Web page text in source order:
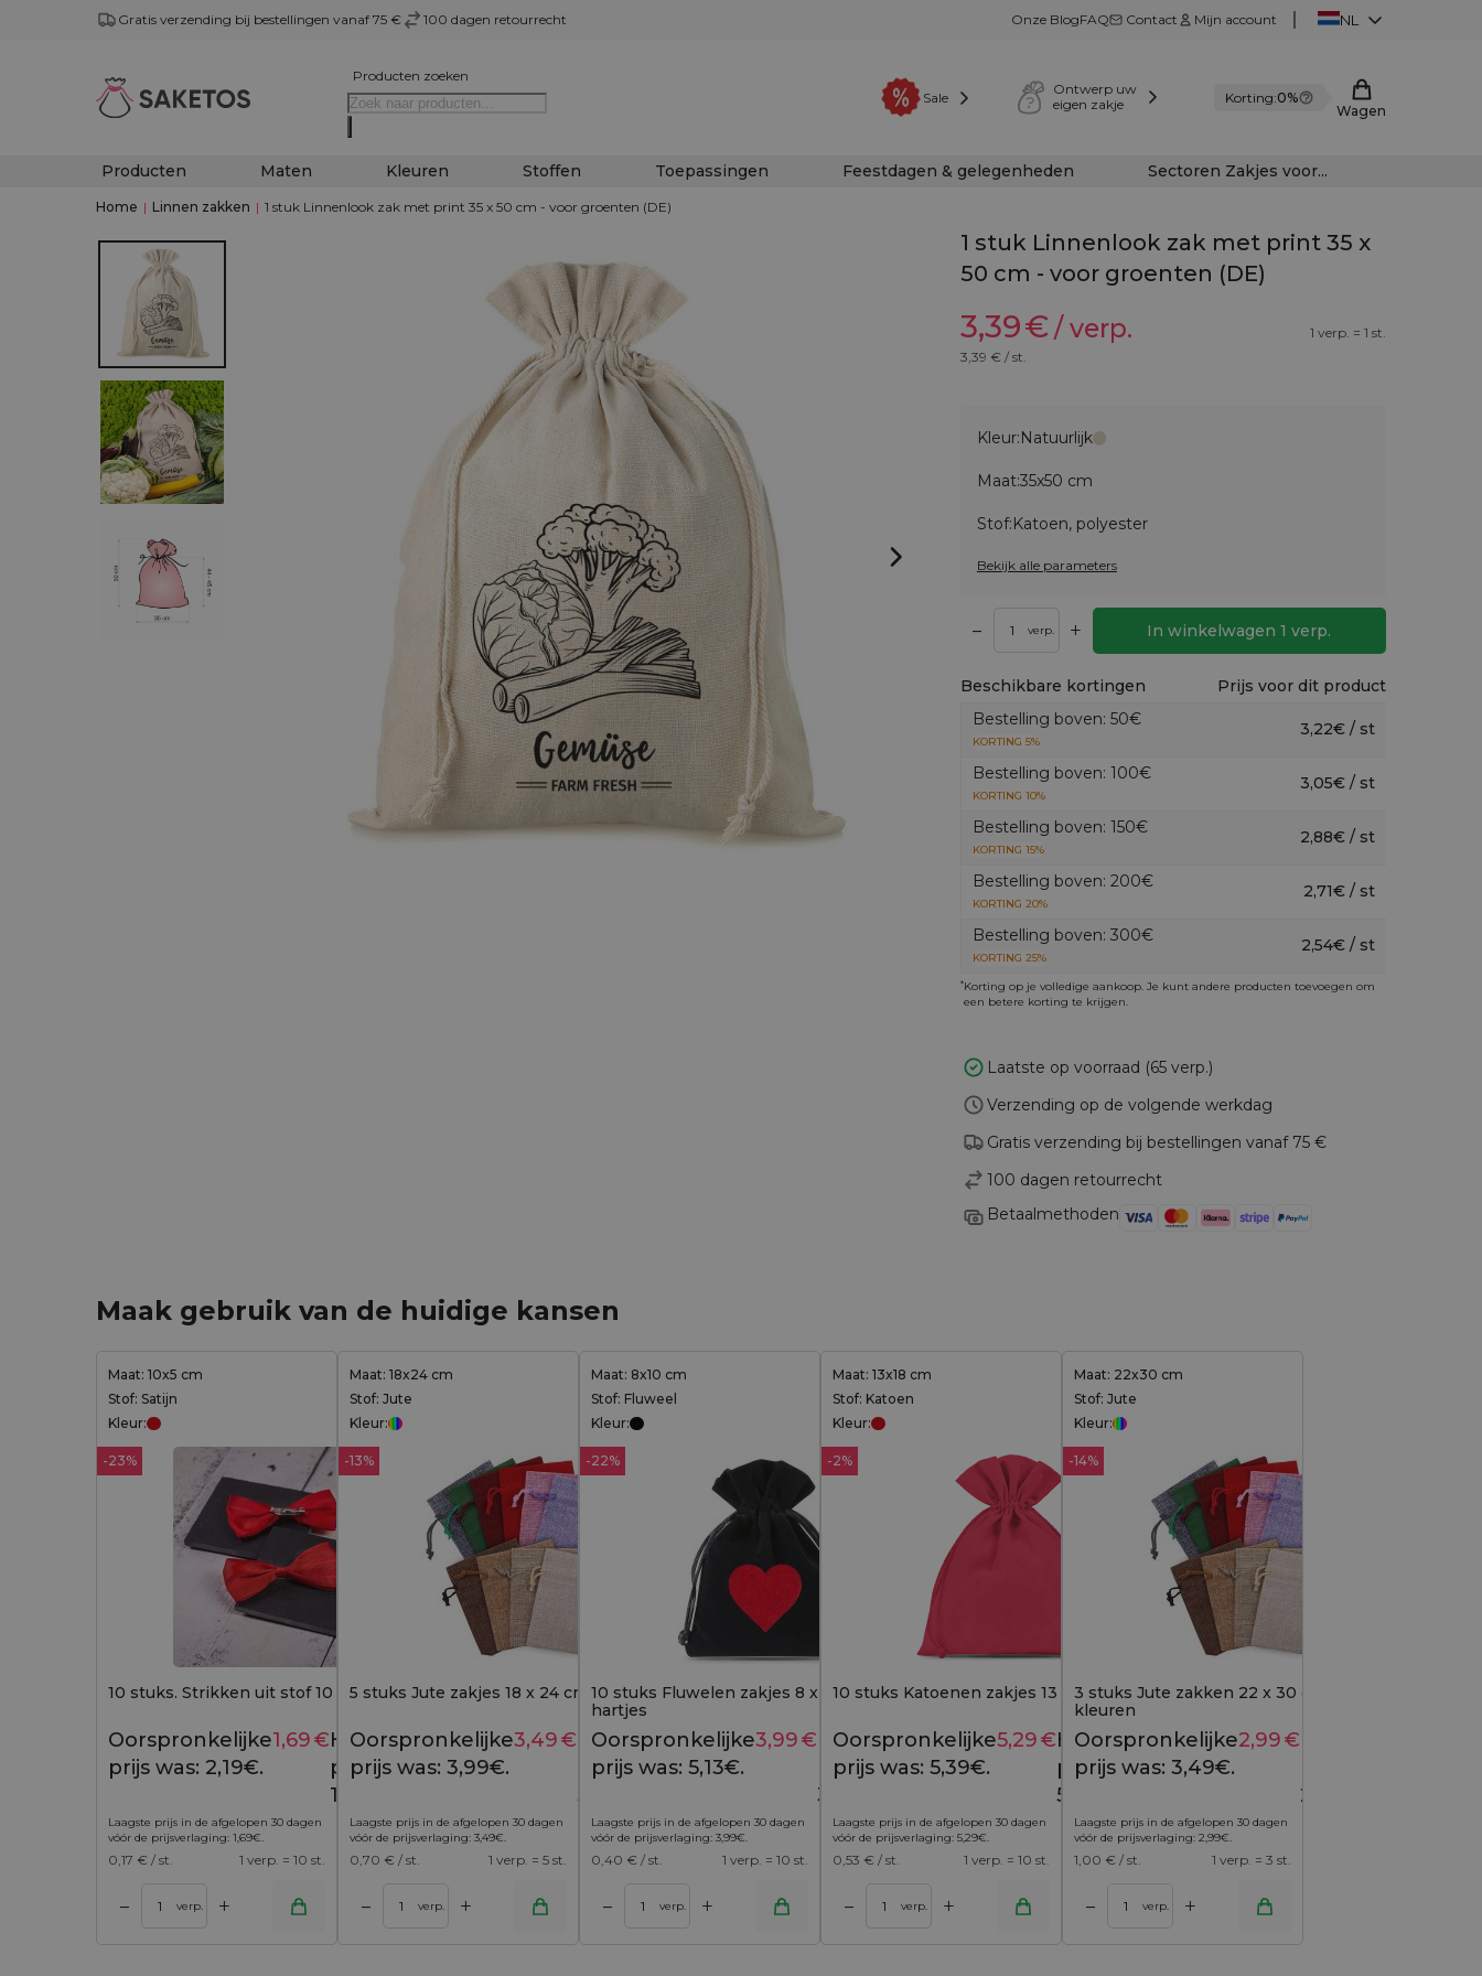
Gratis verzending bij bestellingen vanaf 75 € 100 dagen retourrecht Onze BlogFAQ Contact Mijn account NL
Producten zoeken
Sale
Ontwerp uw
eigen zakje
Korting:0%
Wagen
Producten Maten Kleuren Stoffen Toepassingen Feestdagen & gelegenheden Sectoren Zakjes voor...
Home | Linnen zakken | 1 stuk Linnenlook zak met print 35 x 50 cm - voor groenten (DE)
1 stuk Linnenlook zak met print 35 x
50 cm - voor groenten (DE)
3,39€/ verp.
1 verp. = 1 st.
3,39 € / st.
Kleur:Natuurlijk
Maat:35x50 cm
Stof:Katoen, polyester
Bekijk alle parameters
– verp. + In winkelwagen1 verp.
Beschikbare kortingen
Prijs voor dit product
Bestelling boven: 50€
KORTING 5%
3,22€ / st
Bestelling boven: 100€
KORTING 10%
3,05€ / st
Bestelling boven: 150€
KORTING 15%
2,88€ / st
Bestelling boven: 200€
KORTING 20%
2,71€ / st
Bestelling boven: 300€
KORTING 25%
2,54€ / st
*Korting op je volledige aankoop. Je kunt andere producten toevoegen om
een betere korting te krijgen.
Laatste op voorraad (65 verp.)
Verzending op de volgende werkdag
Gratis verzending bij bestellingen vanaf 75 €
100 dagen retourrecht
Betaalmethoden
Maak gebruik van de huidige kansen
Maat: 10x5 cm
Stof: Satijn
Kleur:
-23%
10 stuks. Strikken uit stof 10 x 5 cm - rood
2,19 €
Oorspronkelijke
prijs was: 2,19€.
1,69€Huidige
prijs is:
1,69€.
Laagste prijs in de afgelopen 30 dagen
vóór de prijsverlaging: 1,69€
0,17 € / st. 1 verp. = 10 st.
– verp. +
Maat: 18x24 cm
Stof: Jute
Kleur:
-13%
5 stuks Jute zakjes 18 x 24 cm - kleurenmix
3,99 €
Oorspronkelijke
prijs was: 3,99€.
3,49€ Huidige
prijs is:
3,49€.
Laagste prijs in de afgelopen 30 dagen
vóór de prijsverlaging: 3,49€
0,70 € / st. 1 verp. = 5 st.
– verp. +
Maat: 8x10 cm
Stof: Fluweel
Kleur:
-22%
10 stuks Fluwelen zakjes 8 x 10 cm - zwart -
hartjes
5,13 €
Oorspronkelijke
prijs was: 5,13€.
3,99€ Huidige
prijs is:
3,99€.
Laagste prijs in de afgelopen 30 dagen
vóór de prijsverlaging: 3,99€
0,40 € / st. 1 verp. = 10 st.
– verp. +
Toevoegen aan winkelwagen
Maat: 13x18 cm
Stof: Katoen
Kleur:
-2%
10 stuks Katoenen zakjes 13 x 18 cm - rood
5,39 €
Oorspronkelijke
prijs was: 5,39€.
5,29€Huidige
prijs is:
5,29€.
Laagste prijs in de afgelopen 30 dagen
vóór de prijsverlaging: 5,29€
0,53 € / st. 1 verp. = 10 st.
– verp. +
Toevoegen aan winkelwagen
Maat: 22x30 cm
Stof: Jute
Kleur:
-14%
3 stuks Jute zakken 22 x 30 cm - mix van
kleuren
Oorspronkelijke
prijs was: 3,49€.
2,99€
2,99€.
Laagste prijs in de afgelopen 30 dagen
vóór de prijsverlaging: 2,99€
1,00 € / st. 1 verp. = 3 st.
– verp. +
Toevoegen aan winkelwagen